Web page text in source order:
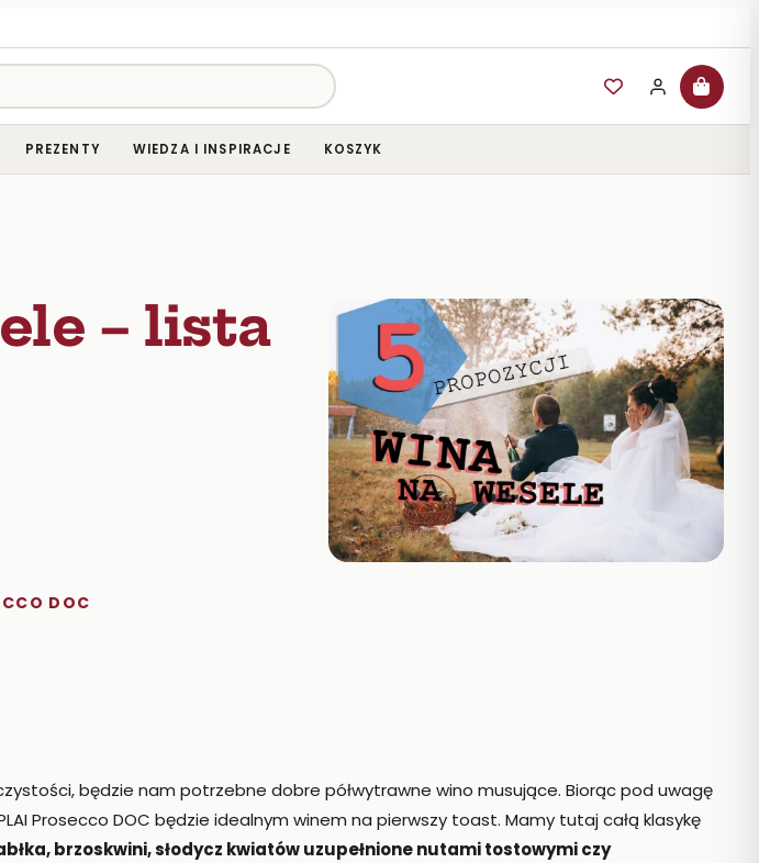
PREZENTY WIEDZA I INSPIRACJE KOSZYK
– lista
DOC
będzie nam potrzebne dobre półwytrawne wino musujące. Biorąc pod uwagę
Prosecco DOC będzie idealnym winem na pierwszy toast. Mamy tutaj całą klasykę
brzoskwini, słodycz kwiatów uzupełnione nutami tostowymi czy